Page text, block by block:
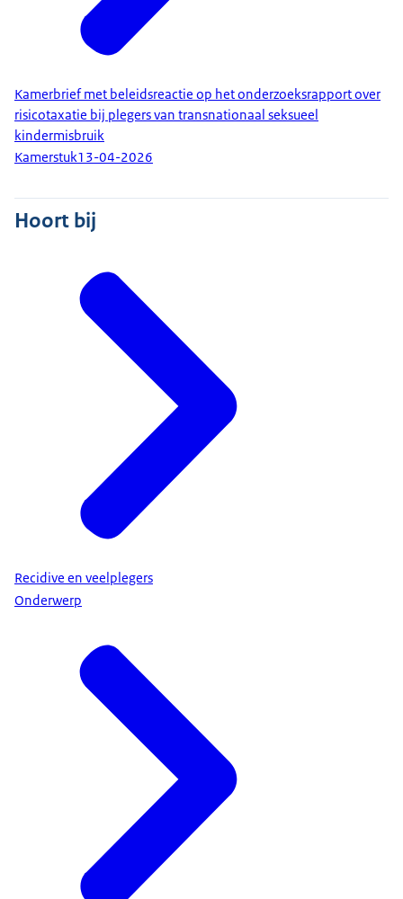
Kamerbrief met beleidsreactie op het onderzoeksrapport over
risicotaxatie bij plegers van transnationaal seksueel
kindermisbruik
Kamerstuk13-04-2026
Hoort bij
Recidive en veelplegers
Onderwerp